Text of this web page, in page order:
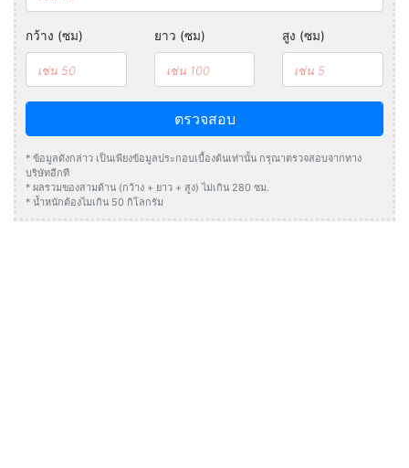
กว้าง (ซม) ยาว (ซม) สูง (ซม)
ตรวจสอบ
* ข้อมูลดังกล่าว เป็นเพียงข้อมูลประกอบเบื้องต้นเท่านั้น กรุณาตรวจสอบจากทาง
บริษัทอีกที
* ผลรวมของสามด้าน (กว้าง + ยาว + สูง) ไม่เกิน 280 ซม.
* น้ำหนักต้องไมเกิน 50 กิโลกรัม